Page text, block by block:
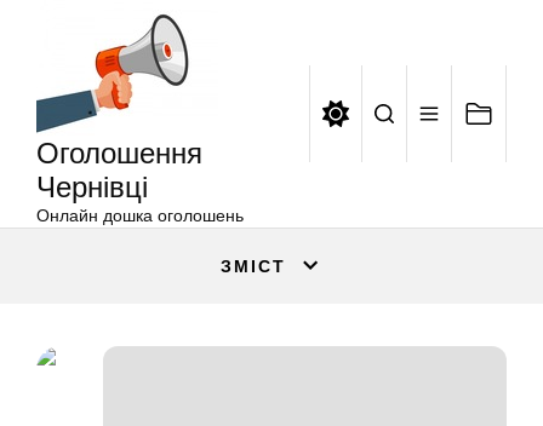
Оголошення
Чернівці
Онлайн дошка оголошень
ЗМІСТ